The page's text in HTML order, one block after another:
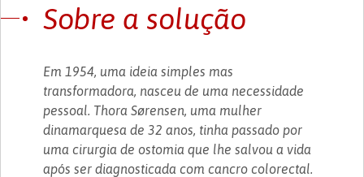
Sobre a solução
Em 1954, uma ideia simples mas
transformadora, nasceu de uma necessidade
pessoal. Thora Sørensen, uma mulher
dinamarquesa de 32 anos, tinha passado por
uma cirurgia de ostomia que lhe salvou a vida
após ser diagnosticada com cancro colorectal.